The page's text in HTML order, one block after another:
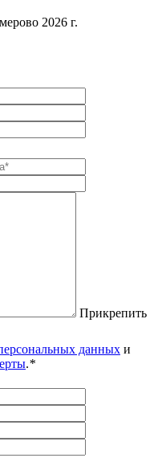
2026 г.
Прикрепить
данных и
.*